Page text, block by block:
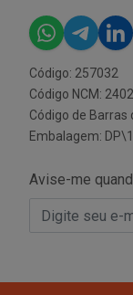
Código: 257032
Código NCM:
Código de
Embalagem: DP\1
Avise-me